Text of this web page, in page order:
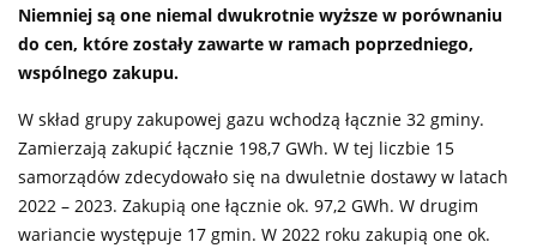
Niemniej są one niemal dwukrotnie wyższe w porównaniu
do cen, które zostały zawarte w ramach poprzedniego,
wspólnego zakupu.
W skład grupy zakupowej gazu wchodzą łącznie 32 gminy.
Zamierzają zakupić łącznie 198,7 GWh. W tej liczbie 15
samorządów zdecydowało się na dwuletnie dostawy w latach
2022 – 2023. Zakupią one łącznie ok. 97,2 GWh. W drugim
wariancie występuje 17 gmin. W 2022 roku zakupią one ok.